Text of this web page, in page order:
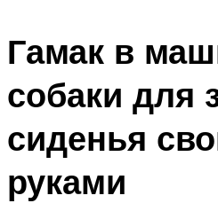
Гамак в
собаки для
сиденья
руками